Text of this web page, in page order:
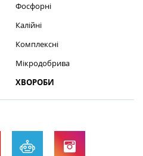
Фосфорні
Калійні
Комплексні
Мікродобрива
ХВОРОБИ